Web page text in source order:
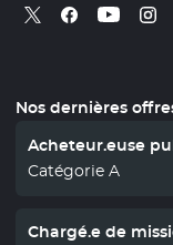
Retrouvez nous
- Nouvelle
Retrouvez
- Nouvelle
-
Nos dernières
Acheteur.euse
Catégorie A
Chargé.e de